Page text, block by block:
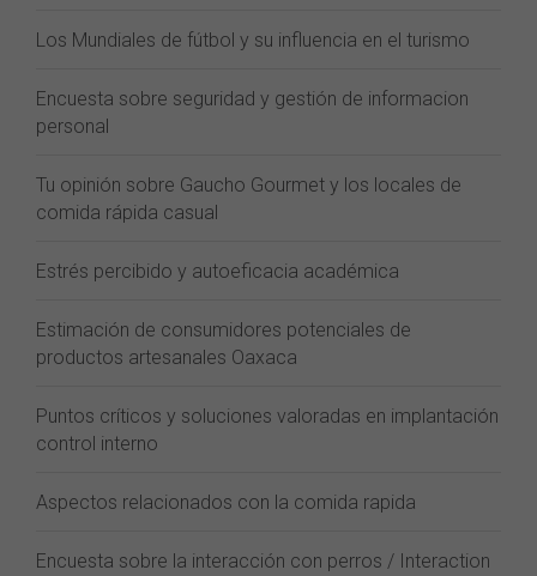
Los Mundiales de fútbol y su influencia en el turismo
Encuesta sobre seguridad y gestión de informacion
personal
Tu opinión sobre Gaucho Gourmet y los locales de
comida rápida casual
Estrés percibido y autoeficacia académica
Estimación de consumidores potenciales de
productos artesanales Oaxaca
Puntos críticos y soluciones valoradas en implantación
control interno
Aspectos relacionados con la comida rapida
Encuesta sobre la interacción con perros / Interaction